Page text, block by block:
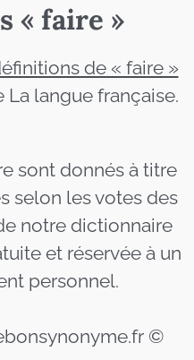
« faire »
de « faire »
langue française.
sont donnés à titre
selon les votes des
notre dictionnaire
et réservée à un
personnel.
©